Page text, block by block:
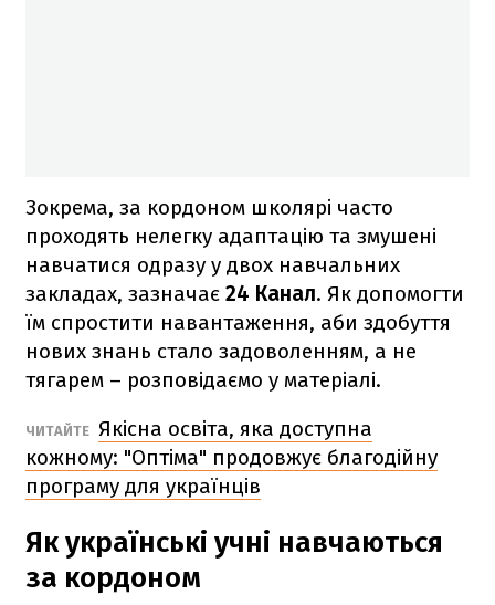
Зокрема, за кордоном школярі часто
проходять нелегку адаптацію та змушені
навчатися одразу у двох навчальних
закладах, зазначає 24 Канал. Як допомогти
їм спростити навантаження, аби здобуття
нових знань стало задоволенням, а не
тягарем – розповідаємо у матеріалі.
ЧИТАЙТЕ Якісна освіта, яка доступна
кожному: "Оптіма" продовжує благодійну
програму для українців
Як українські учні навчаються
за кордоном